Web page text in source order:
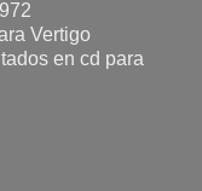
Vertigo
en cd para